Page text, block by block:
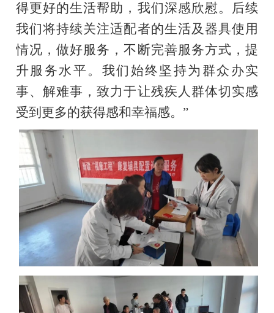
得更好的生活帮助，我们深感欣慰。后续
我们将持续关注适配者的生活及器具使用
情况，做好服务，不断完善服务方式，提
升服务水平。我们始终坚持为群众办实
事、解难事，致力于让残疾人群体切实感
受到更多的获得感和幸福感。”